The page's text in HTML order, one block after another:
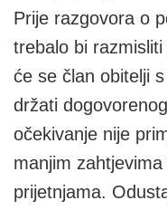
Prije razgovora o
trebalo bi
će se član obitelji
držati
očekivanje nije
manjim
prijetnjama.